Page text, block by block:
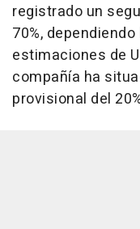
registrado un
70%,
estimaciones de
compañía ha
provisional del